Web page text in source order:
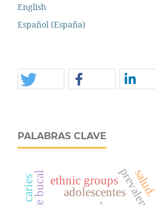
English
Español (España)
PALABRAS CLAVE
adolescentes salud.
ethnic groups